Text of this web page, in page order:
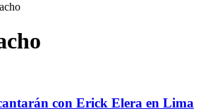
con Erick Elera en Lima